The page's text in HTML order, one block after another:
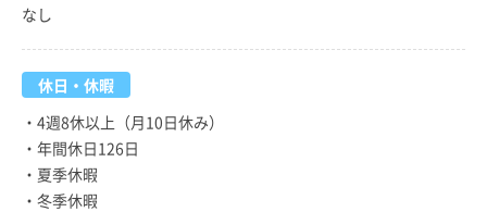
なし
休日・休暇
・4週8休以上（月10日休み）
・年間休日126日
・夏季休暇
・冬季休暇